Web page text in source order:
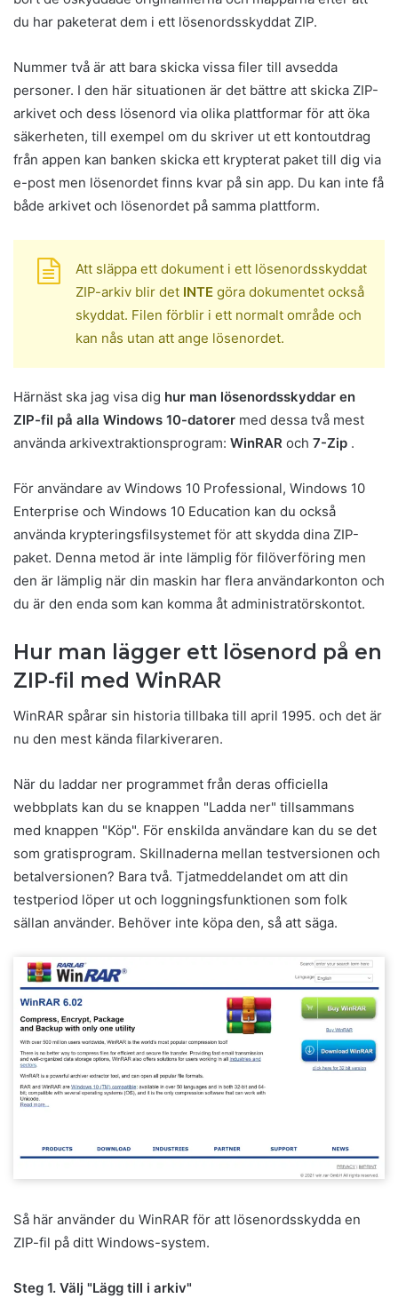
du har paketerat dem i ett lösenordsskyddat ZIP.
Nummer två är att bara skicka vissa filer till avsedda
personer. I den här situationen är det bättre att skicka ZIP-
arkivet och dess lösenord via olika plattformar för att öka
säkerheten, till exempel om du skriver ut ett kontoutdrag
från appen kan banken skicka ett krypterat paket till dig via
e-post men lösenordet finns kvar på sin app. Du kan inte få
både arkivet och lösenordet på samma plattform.
Att släppa ett dokument i ett lösenordsskyddat
ZIP-arkiv blir det INTE göra dokumentet också
skyddat. Filen förblir i ett normalt område och
kan nås utan att ange lösenordet.
Härnäst ska jag visa dig hur man lösenordsskyddar en
ZIP-fil på alla Windows 10-datorer med dessa två mest
använda arkivextraktionsprogram: WinRAR och 7-Zip .
För användare av Windows 10 Professional, Windows 10
Enterprise och Windows 10 Education kan du också
använda krypteringsfilsystemet för att skydda dina ZIP-
paket. Denna metod är inte lämplig för filöverföring men
den är lämplig när din maskin har flera användarkonton och
du är den enda som kan komma åt administratörskontot.
Hur man lägger ett lösenord på en
ZIP-fil med WinRAR
WinRAR spårar sin historia tillbaka till april 1995. och det är
nu den mest kända filarkiveraren.
När du laddar ner programmet från deras officiella
webbplats kan du se knappen "Ladda ner" tillsammans
med knappen "Köp". För enskilda användare kan du se det
som gratisprogram. Skillnaderna mellan testversionen och
betalversionen? Bara två. Tjatmeddelandet om att din
testperiod löper ut och loggningsfunktionen som folk
sällan använder. Behöver inte köpa den, så att säga.
Så här använder du WinRAR för att lösenordsskydda en
ZIP-fil på ditt Windows-system.
Steg 1. Välj "Lägg till i arkiv"